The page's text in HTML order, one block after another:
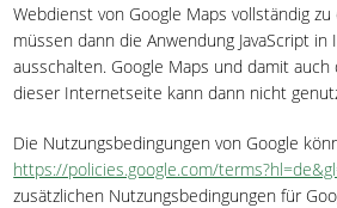
Webdienst von Google Maps vollständig
müssen dann die Anwendung JavaScript
ausschalten. Google Maps und damit auch
dieser Internetseite kann dann nicht
Die Nutzungsbedingungen von Google
https://policies.google.com/
zusätzlichen Nutzungsbedingungen für